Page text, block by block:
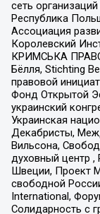
сеть
Республика
Ассоциация
Королевский
КРИМСЬКА
Бёлля, Stichting
правовой
Фонд Открытой
украинский
Украинская
Декабристы,
Вильсона,
духовный центр ,
Швеции, Проект
свободной
International,
Солидарность с